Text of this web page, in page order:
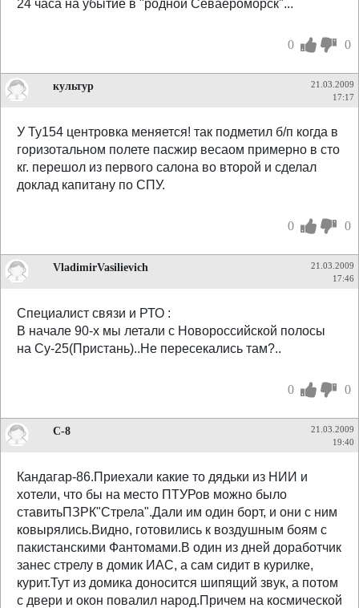
24 часа на убытие в "родной Севаероморск"...
0 0
культур
21.03.2009
17:17
У Ту154 центровка меняется! так подметил б/п когда в
горизотальном полете пасжир весаом примерно в сто
кг. перешол из первого салона во второй и сделал
доклад капитану по СПУ.
0 0
VladimirVasilievich
21.03.2009
17:46
Специалист связи и РТО :
В начале 90-х мы летали с Новороссийской полосы
на Су-25(Пристань)..Не пересекались там?..
0 0
С-8
21.03.2009
19:40
Кандагар-86.Приехали какие то дядьки из НИИ и
хотели, что бы на место ПТУРов можно было
ставитьПЗРК"Стрела".Дали им один борт, и они с ним
ковырялись.Видно, готовились к воздушным боям с
пакистанскими Фантомами.В один из дней доработчик
занес стрелу в домик ИАС, а сам сидит в курилке,
курит.Тут из домика доносится шипящий звук, а потом
с двери и окон повалил народ.Причем на космической